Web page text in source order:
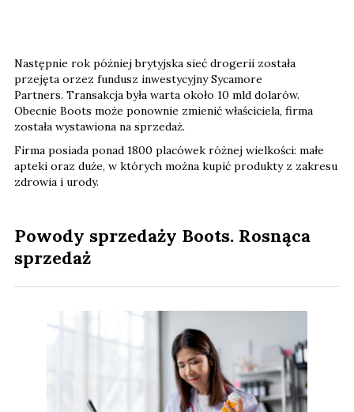
Następnie rok póżniej brytyjska sieć drogerii została
przejęta orzez fundusz inwestycyjny Sycamore
Partners. Transakcja była warta około 10 mld dolarów.
Obecnie Boots może ponownie zmienić właściciela, firma
została wystawiona na sprzedaż.
Firma posiada ponad 1800 placówek różnej wielkości: małe
apteki oraz duże, w których można kupić produkty z zakresu
zdrowia i urody.
Powody sprzedaży Boots. Rosnąca
sprzedaż